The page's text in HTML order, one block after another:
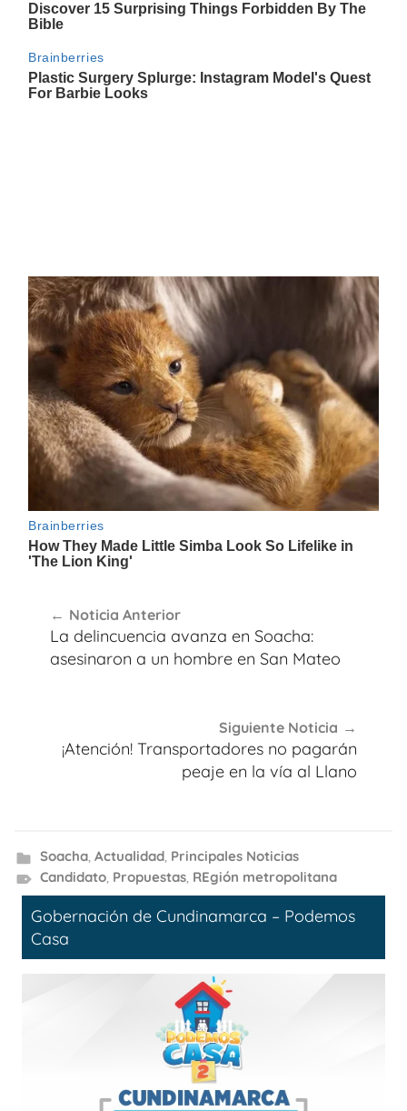
de
entradas
Noticia Anterior
La delincuencia avanza en Soacha:
asesinaron a un hombre en San Mateo
Siguiente Noticia
¡Atención! Transportadores no pagarán
peaje en la vía al Llano
Soacha, Actualidad, Principales Noticias
Candidato, Propuestas, REgión metropolitana
Gobernación de Cundinamarca – Podemos
Casa